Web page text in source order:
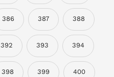
386 387 388
392 393 394
398 399 400